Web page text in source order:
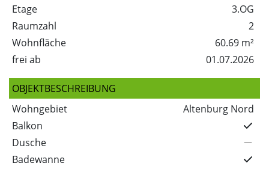
Etage
3.OG
Raumzahl
2
Wohnfläche
60.69 m²
frei ab
01.07.2026
OBJEKTBESCHREIBUNG
Wohngebiet
Altenburg Nord
Balkon
Dusche
Badewanne